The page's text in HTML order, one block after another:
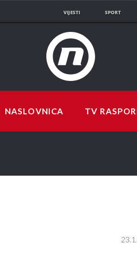
VIJESTI SPORT
NASLOVNICA TV